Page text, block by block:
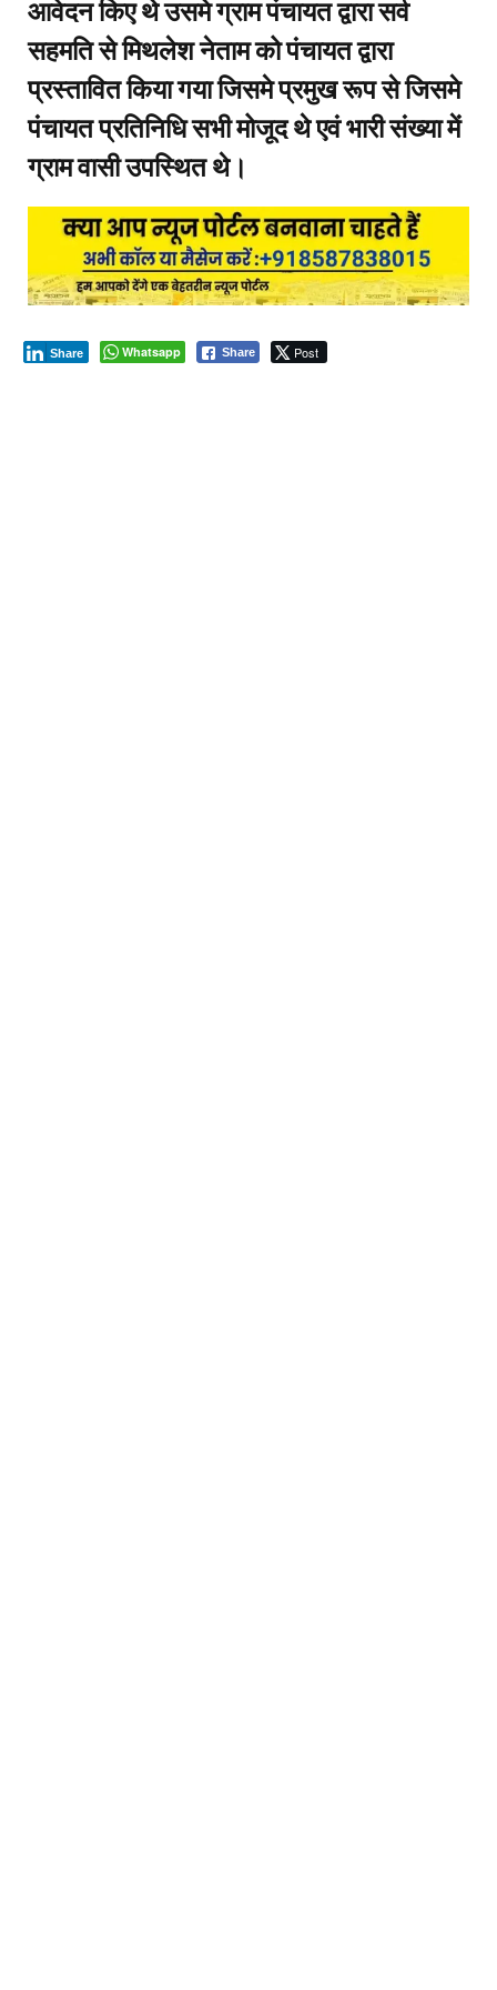
आवेदन किए थे उसमे ग्राम पंचायत द्वारा सर्व
सहमति से मिथलेश नेताम को पंचायत द्वारा
प्रस्तावित किया गया जिसमे प्रमुख रूप से जिसमे
पंचायत प्रतिनिधि सभी मोजूद थे एवं भारी संख्या में
ग्राम वासी उपस्थित थे।
Whatsapp Share Post
Share